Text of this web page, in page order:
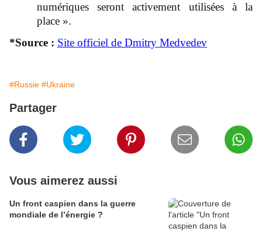
numériques seront activement utilisées à la
place ».
*Source : Site officiel de Dmitry Medvedev
#Russie #Ukraine
Partager
Vous aimerez aussi
Un front caspien dans la guerre
mondiale de l’énergie ?